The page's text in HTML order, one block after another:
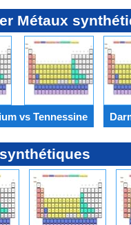
Métaux
vs Tennessine